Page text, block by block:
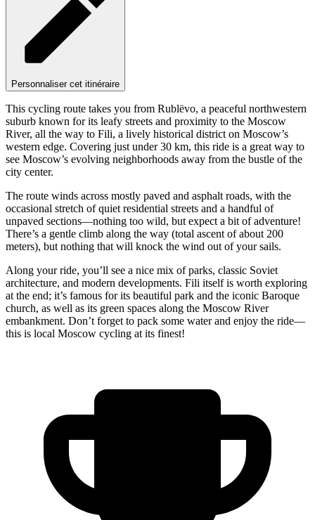
Personnaliser cet itinéraire
This cycling route takes you from Rublëvo, a peaceful northwestern
suburb known for its leafy streets and proximity to the Moscow
River, all the way to Fili, a lively historical district on Moscow’s
western edge. Covering just under 30 km, this ride is a great way to
see Moscow’s evolving neighborhoods away from the bustle of the
city center.
The route winds across mostly paved and asphalt roads, with the
occasional stretch of quiet residential streets and a handful of
unpaved sections—nothing too wild, but expect a bit of adventure!
There’s a gentle climb along the way (total ascent of about 200
meters), but nothing that will knock the wind out of your sails.
Along your ride, you’ll see a nice mix of parks, classic Soviet
architecture, and modern developments. Fili itself is worth exploring
at the end; it’s famous for its beautiful park and the iconic Baroque
church, as well as its green spaces along the Moscow River
embankment. Don’t forget to pack some water and enjoy the ride—
this is local Moscow cycling at its finest!